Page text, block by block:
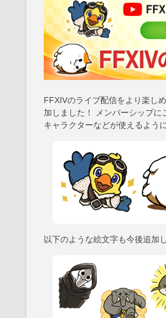
FFXIVのライブ配信をより楽し
加しました！ メンバーシップ
キャラクターなどが使えるよう
以下のような絵文字も今後追加